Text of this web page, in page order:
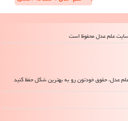
عدل، حقوق خودتون رو به بهترین شکل حفظ کنید